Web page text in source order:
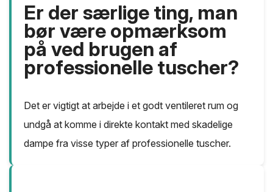
Er der særlige ting, man
bør være opmærksom
på ved brugen af
professionelle tuscher?
Det er vigtigt at arbejde i et godt ventileret rum og
undgå at komme i direkte kontakt med skadelige
dampe fra visse typer af professionelle tuscher.